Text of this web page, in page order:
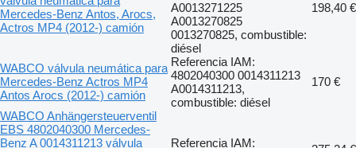
Mercedes-Benz Antos, Arocs,
Actros MP4 (2012-) camión
A0013271225
A0013270825
0013270825, combustible:
diésel
198,40 €
WABCO válvula neumática para
Mercedes-Benz Actros MP4
Antos Arocs (2012-) camión
Referencia IAM:
4802040300 0014311213
A0014311213,
combustible: diésel
170 €
WABCO Anhängersteuerventil
EBS 4802040300 Mercedes-
Benz A 0014311213 válvula
Referencia IAM: